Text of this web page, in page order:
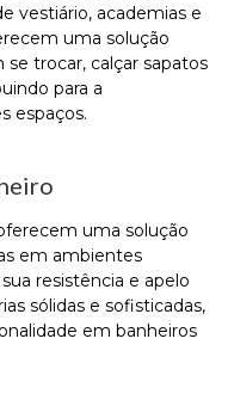
vestiário, academias e
uma solução
se trocar, calçar sapatos
para a
espaços.
uma solução
em ambientes
resistência e apelo
sólidas e sofisticadas,
em banheiros